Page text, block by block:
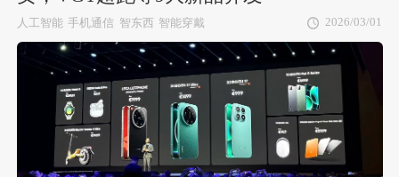
人工智能 手机通信 智东西 智能穿戴 2026/03/01